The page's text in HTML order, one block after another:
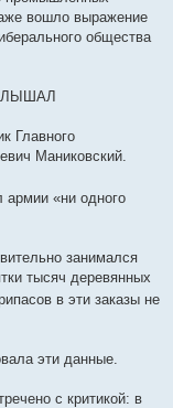
вошло выражение
общества
Главного
Маниковский.
армии «ни одного
занимался
тысяч деревянных
в эти заказы не
эти данные.
с критикой: в